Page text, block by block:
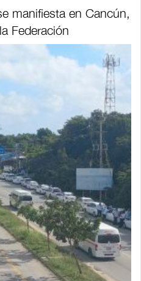
manifiesta en Cancún,
Federación